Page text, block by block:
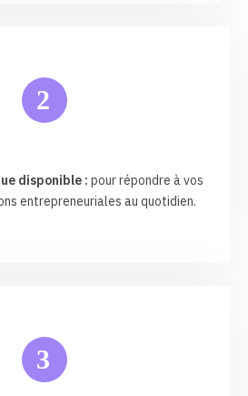
2
disponible : pour répondre à vos
entrepreneuriales au quotidien.
3